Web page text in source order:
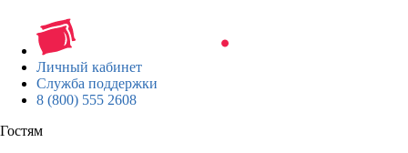
Личный кабинет
Служба поддержки
8 (800) 555 2608
Гостям